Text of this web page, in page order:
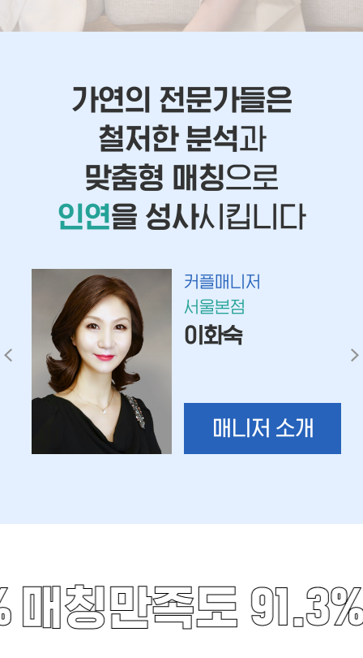
가연의 전문가들은
철저한 분석과
맞춤형 매칭으로
인연을 성사시킵니다
커플매니저
서울본점
이화숙
매니저 소개
매칭만족도 91.3%